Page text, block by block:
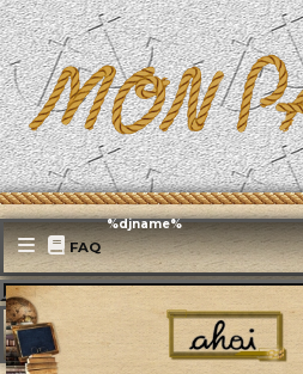
FAQ
Эфирит: ♫ %djname%
MonParis2025